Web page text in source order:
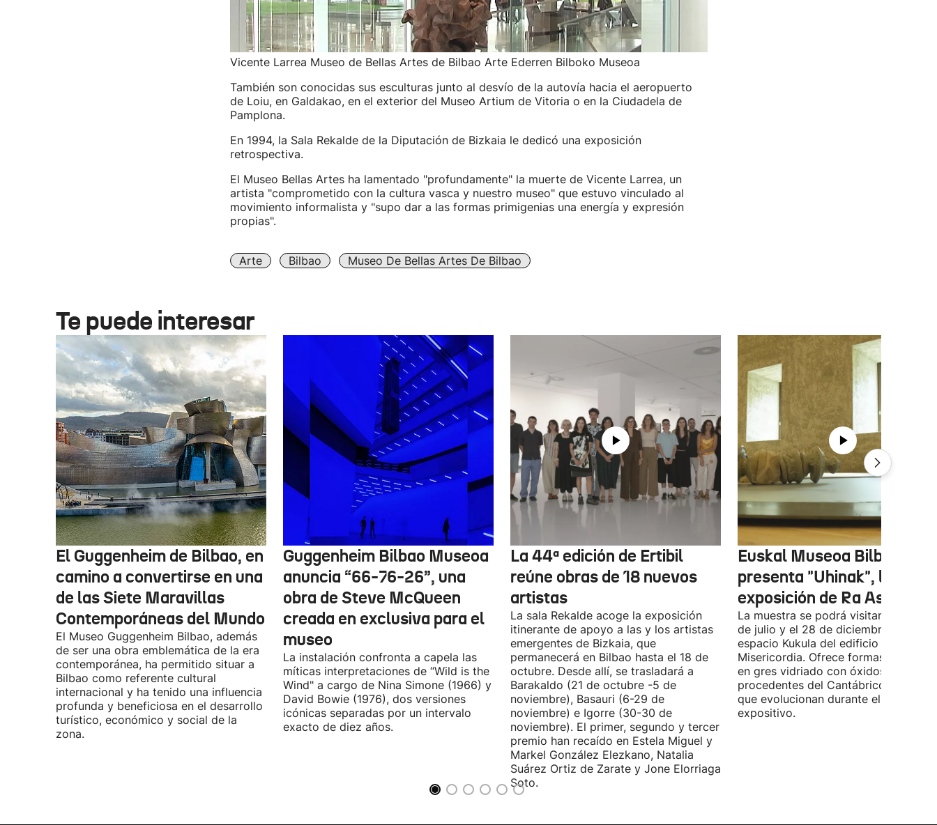
Vicente Larrea Museo de Bellas Artes de Bilbao Arte Ederren Bilboko Museoa
También son conocidas sus esculturas junto al desvío de la autovía hacia el aeropuerto
de Loiu, en Galdakao, en el exterior del Museo Artium de Vitoria o en la Ciudadela de
Pamplona.
En 1994, la Sala Rekalde de la Diputación de Bizkaia le dedicó una exposición
retrospectiva.
El Museo Bellas Artes ha lamentado "profundamente" la muerte de Vicente Larrea, un
artista "comprometido con la cultura vasca y nuestro museo" que estuvo vinculado al
movimiento informalista y "supo dar a las formas primigenias una energía y expresión
propias".
Arte Bilbao Museo De Bellas Artes De Bilbao
Te puede interesar
El Guggenheim de Bilbao, en
camino a convertirse en una
de las Siete Maravillas
Contemporáneas del Mundo
El Museo Guggenheim Bilbao, además
de ser una obra emblemática de la era
contemporánea, ha permitido situar a
Bilbao como referente cultural
internacional y ha tenido una influencia
profunda y beneficiosa en el desarrollo
turístico, económico y social de la
zona.
Guggenheim Bilbao Museoa
anuncia “66-76-26”, una
obra de Steve McQueen
creada en exclusiva para el
museo
La instalación confronta a capela las
míticas interpretaciones de “Wild is the
Wind" a cargo de Nina Simone (1966) y
David Bowie (1976), dos versiones
icónicas separadas por un intervalo
exacto de diez años.
La 44ª edición de Ertibil
reúne obras de 18 nuevos
artistas
La sala Rekalde acoge la exposición
itinerante de apoyo a las y los artistas
emergentes de Bizkaia, que
permanecerá en Bilbao hasta el 18 de
octubre. Desde allí, se trasladará a
Barakaldo (21 de octubre -5 de
noviembre), Basauri (6-29 de
noviembre) e Igorre (30-30 de
noviembre). El primer, segundo y tercer
premio han recaído en Estela Miguel y
Markel González Elezkano, Natalia
Suárez Ortiz de Zarate y Jone Elorriaga
Soto.
Euskal Museoa Bilbao
presenta "Uhinak", la
exposición de Ra Asensi
La muestra se podrá visitar entre el 8
de julio y el 28 de diciembre en el
espacio Kukula del edificio
Misericordia. Ofrece formas
en gres vidriado con óxidos y algas
procedentes del Cantábrico,
que evolucionan durante el periodo
expositivo.